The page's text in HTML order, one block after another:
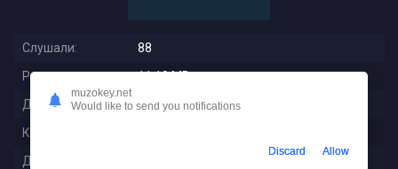
Слушали:
88
Размер:
11.19 MB
Длительность:
4:52
Качество:
Дата релиза:
muzokey.net
Would like to send you notifications
Discard Allow